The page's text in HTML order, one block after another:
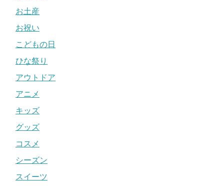
お土産
お祝い
こどもの日
ひな祭り
アウトドア
アニメ
キッズ
グッズ
コスメ
シーズン
スイーツ